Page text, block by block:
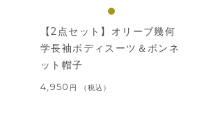
【2点セット】オリーブ幾何
学長袖ボディスーツ＆ボンネ
ット帽子
4,950 税込